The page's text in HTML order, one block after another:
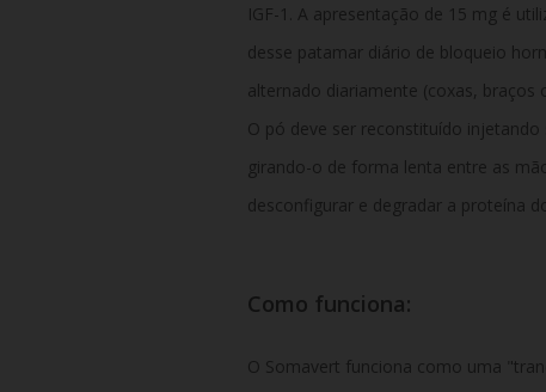
IGF-1. A apresentação de 15 mg é
desse patamar diário de bloqueio
alternado diariamente (coxas, braços
O pó deve ser reconstituído
girando-o de forma lenta entre as
desconfigurar e degradar a proteína
Como funciona:
O Somavert funciona como uma